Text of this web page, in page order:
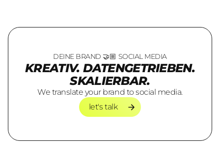
DEINE BRAND 🤝🏼 SOCIAL MEDIA
KREATIV. DATENGETRIEBEN.
SKALIERBAR.
We translate your brand to social media.
let's talk
let's talk